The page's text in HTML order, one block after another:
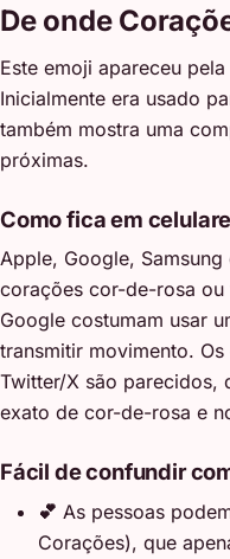
De onde
Este emoji apareceu
Inicialmente era usado
também mostra uma
próximas.
Como fica em
Apple, Google,
corações cor-de-rosa
Google costumam usar
transmitir movimento.
Twitter/X são parecidos,
exato de cor-de-rosa e
Fácil de confundir
💕 As pessoas
Corações), que